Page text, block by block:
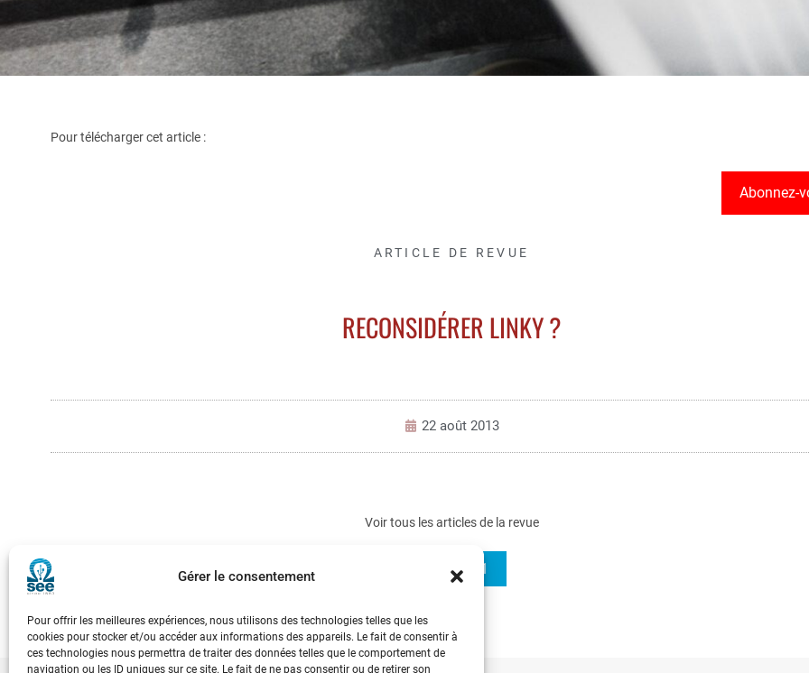
Gérer le consentement
Pour offrir les meilleures expériences, nous utilisons des technologies telles que les
cookies pour stocker et/ou accéder aux informations des appareils. Le fait de consentir à
ces technologies nous permettra de traiter des données telles que le comportement de
navigation ou les ID uniques sur ce site. Le fait de ne pas consentir ou de retirer son
Pour télécharger cet article :
Abonnez-
ARTICLE DE REVUE
RECONSIDÉRER LINKY ?
22 août 2013
Voir tous les articles de la revue
REE 2012-1